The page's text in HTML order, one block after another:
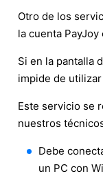
Otro de los
la cuenta
Si en la pantalla
impide de
Este servicio se
nuestros
Debe
un PC con